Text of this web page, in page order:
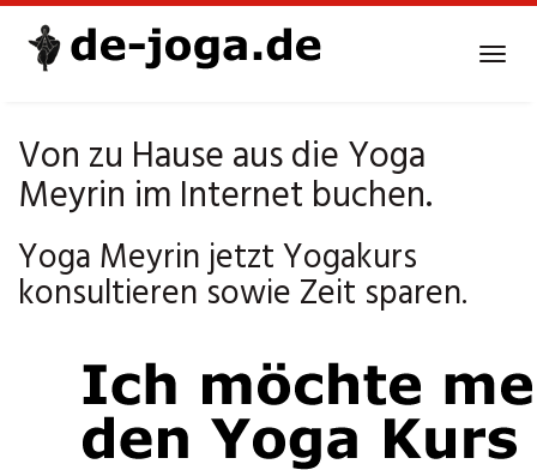
Von zu Hause aus die Yoga
Meyrin im Internet buchen.
Yoga Meyrin jetzt Yogakurs
konsultieren sowie Zeit sparen.